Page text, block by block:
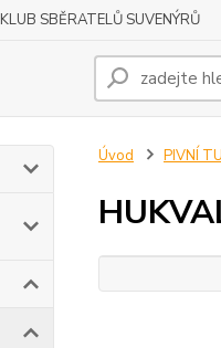
KLUB SBĚRATELŮ SUVENÝRŮ
Úvod PIVNÍ